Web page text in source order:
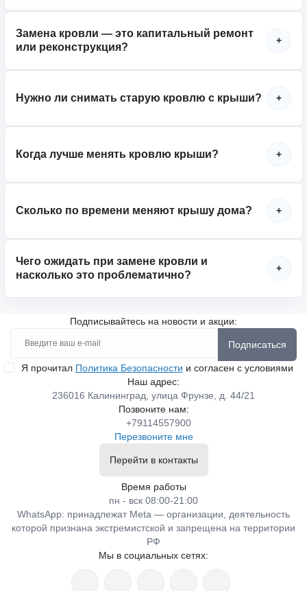
Замена кровли — это капитальный ремонт
или реконструкция?
+
Нужно ли снимать старую кровлю с крыши? +
Когда лучше менять кровлю крыши? +
Сколько по времени меняют крышу дома? +
Чего ожидать при замене кровли и
насколько это проблематично?
+
Подписывайтесь на новости и акции:
Подписаться
Я прочитал Политика Безопасности и согласен с условиями
Наш адрес:
236016 Калининград, улица Фрунзе, д. 44/21
Позвоните нам:
+79114557900
Перезвоните мне
Перейти в контакты
Время работы
пн - вск 08:00-21:00
WhatsApp: принадлежат Meta — организации, деятельность
которой признана экстремистской и запрещена на территории
РФ
Мы в социальных сетях: